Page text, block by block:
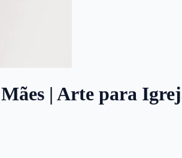
| Arte para